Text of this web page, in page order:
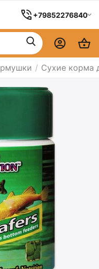
+79852276840
/ Сухие корма